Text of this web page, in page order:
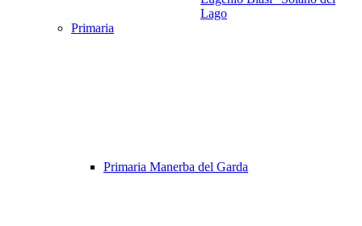
Lago
Primaria
Primaria Manerba del Garda